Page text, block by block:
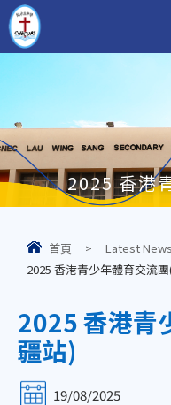
2025 香港
首頁 > Latest News
2025 香港青少年體育交流
2025 香港青
疆站)
19/08/2025